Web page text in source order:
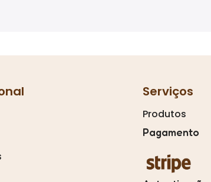
Serviços
Produtos
Pagamento